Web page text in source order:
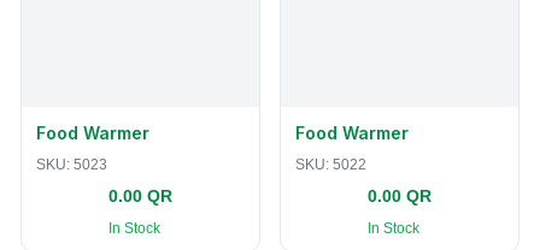
Food Warmer
SKU: 5023
0.00 QR
In Stock
Food Warmer
SKU: 5022
0.00 QR
In Stock